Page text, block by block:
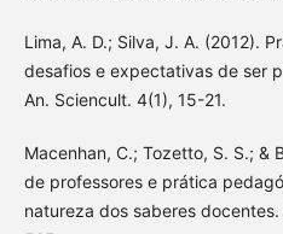
Lima, A. D.; Silva, J. A. (2012).
desafios e expectativas de ser
An. Sciencult. 4(1), 15-21.
Macenhan, C.; Tozetto, S. S.; &
de professores e prática
natureza dos saberes